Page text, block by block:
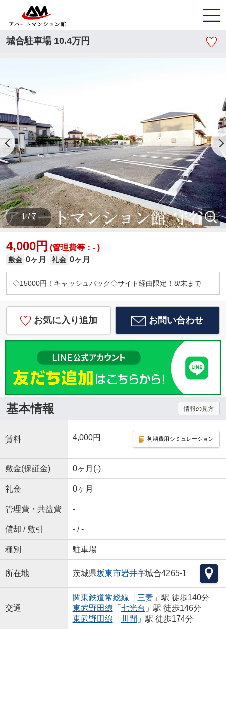
城合駐車場 10.4万円
1 / 7
4,000円 (管理費等：- )
敷金 0ヶ月 礼金 0ヶ月
◇15000円！キャッシュバック◇サイト経由限定！8/末まで
お気に入り追加 お問い合わせ
基本情報 情報の見方
賃料 4,000円 初期費用シミュレーション
敷金(保証金) 0ヶ月(-)
礼金 0ヶ月
管理費・共益費 -
償却 / 敷引 - / -
種別 駐車場
所在地 茨城県坂東市岩井字城合4265-1
交通
関東鉄道常総線 「 三妻」駅 徒歩140分
東武野田線 「 七光台 」駅 徒歩146分
東武野田線 「 川間 」駅 徒歩174分